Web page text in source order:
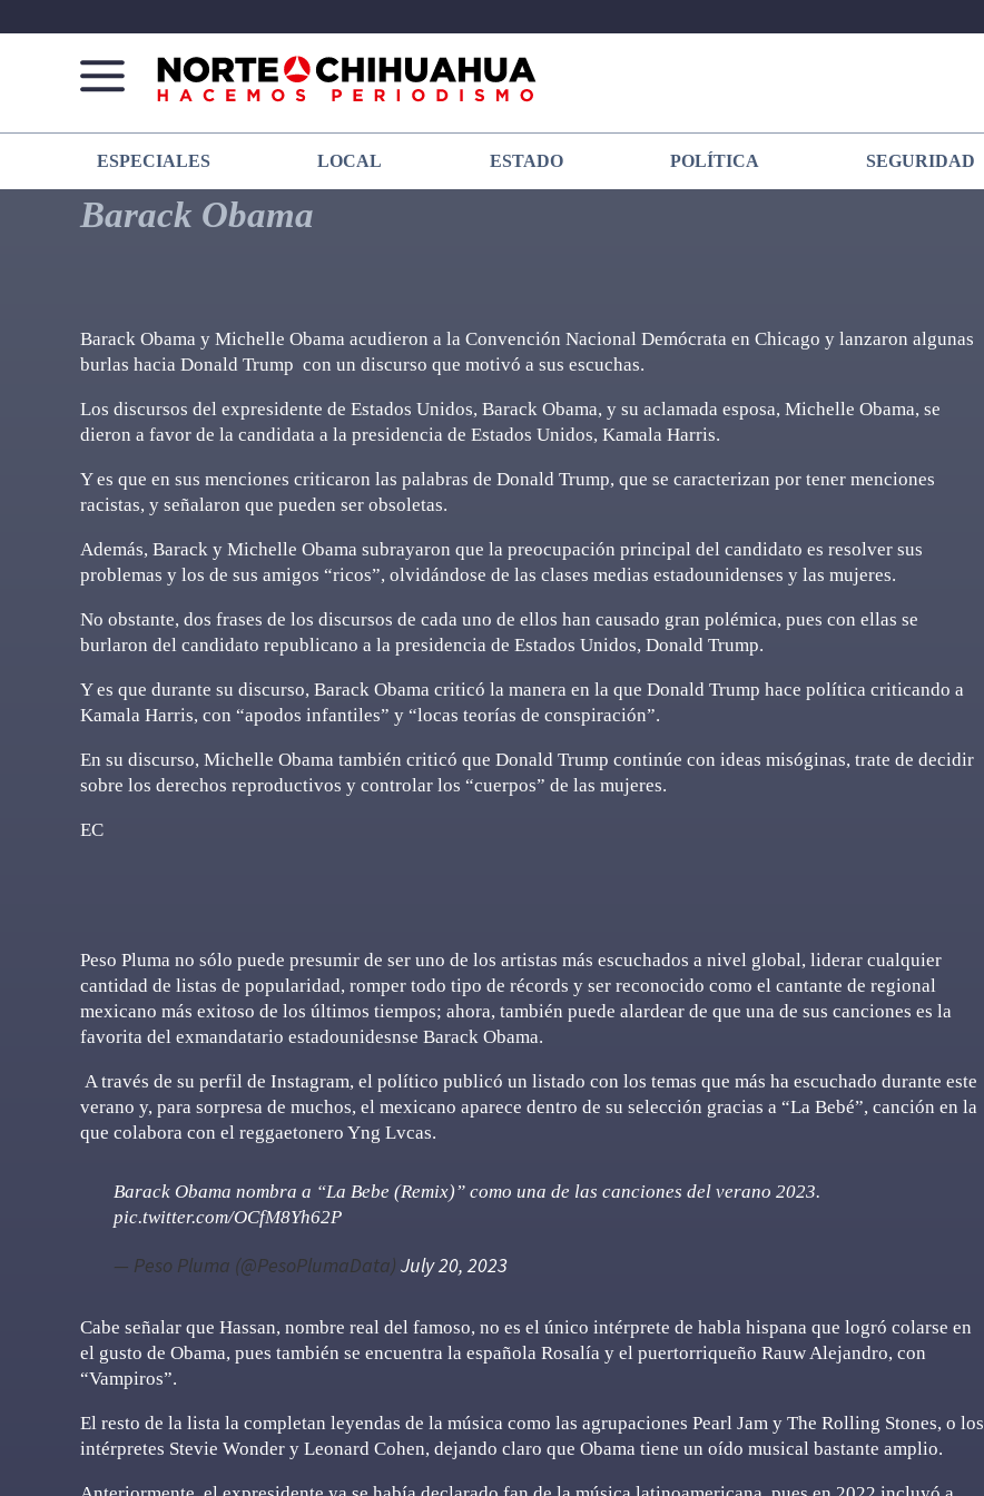
Norte
De
Chihuahua
Más
que
noticias,
hacemos periodismo
ESPECIALES LOCAL ESTADO POLÍTICA SEGURIDAD
Barack Obama
Barack Obama y Michelle Obama acudieron a la Convención Nacional Demócrata en Chicago y lanzaron algunas
burlas hacia Donald Trump con un discurso que motivó a sus escuchas.
Los discursos del expresidente de Estados Unidos, Barack Obama, y su aclamada esposa, Michelle Obama, se
dieron a favor de la candidata a la presidencia de Estados Unidos, Kamala Harris.
Y es que en sus menciones criticaron las palabras de Donald Trump, que se caracterizan por tener menciones
racistas, y señalaron que pueden ser obsoletas.
Además, Barack y Michelle Obama subrayaron que la preocupación principal del candidato es resolver sus
problemas y los de sus amigos “ricos”, olvidándose de las clases medias estadounidenses y las mujeres.
No obstante, dos frases de los discursos de cada uno de ellos han causado gran polémica, pues con ellas se
burlaron del candidato republicano a la presidencia de Estados Unidos, Donald Trump.
Y es que durante su discurso, Barack Obama criticó la manera en la que Donald Trump hace política criticando a
Kamala Harris, con “apodos infantiles” y “locas teorías de conspiración”.
En su discurso, Michelle Obama también criticó que Donald Trump continúe con ideas misóginas, trate de decidir
sobre los derechos reproductivos y controlar los “cuerpos” de las mujeres.
EC
Peso Pluma no sólo puede presumir de ser uno de los artistas más escuchados a nivel global, liderar cualquier
cantidad de listas de popularidad, romper todo tipo de récords y ser reconocido como el cantante de regional
mexicano más exitoso de los últimos tiempos; ahora, también puede alardear de que una de sus canciones es la
favorita del exmandatario estadounidesnse Barack Obama.
A través de su perfil de Instagram, el político publicó un listado con los temas que más ha escuchado durante este
verano y, para sorpresa de muchos, el mexicano aparece dentro de su selección gracias a “La Bebé”, canción en la
que colabora con el reggaetonero Yng Lvcas.
Barack Obama nombra a “La Bebe (Remix)” como una de las canciones del verano 2023.
pic.twitter.com/OCfM8Yh62P
— Peso Pluma (@PesoPlumaData) July 20, 2023
Cabe señalar que Hassan, nombre real del famoso, no es el único intérprete de habla hispana que logró colarse en
el gusto de Obama, pues también se encuentra la española Rosalía y el puertorriqueño Rauw Alejandro, con
“Vampiros”.
El resto de la lista la completan leyendas de la música como las agrupaciones Pearl Jam y The Rolling Stones, o los
intérpretes Stevie Wonder y Leonard Cohen, dejando claro que Obama tiene un oído musical bastante amplio.